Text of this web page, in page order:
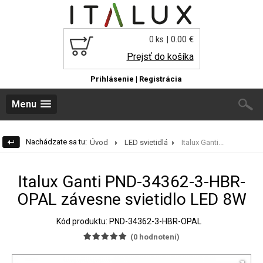
0 ks | 0.00 €
Prejsť do košíka
Prihlásenie | Registrácia
Menu
Nachádzate sa tu: Úvod LED svietidlá Italux Ganti...
Italux Ganti PND-34362-3-HBR-
OPAL závesne svietidlo LED 8W
Kód produktu: PND-34362-3-HBR-OPAL
(0 hodnotení)